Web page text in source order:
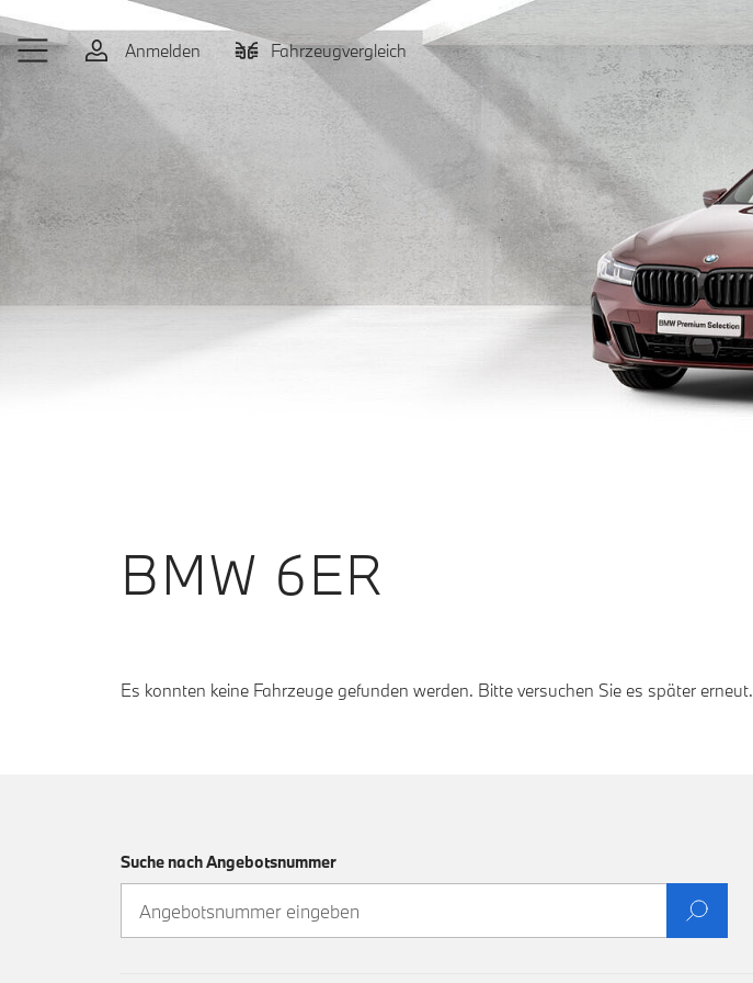
Zum Hauptinhalt springen
Anmelden
Fahrzeugvergleich
BMW 6ER
Es konnten keine Fahrzeuge gefunden werden. Bitte versuchen Sie es später erneut.
Suche nach Angebotsnummer